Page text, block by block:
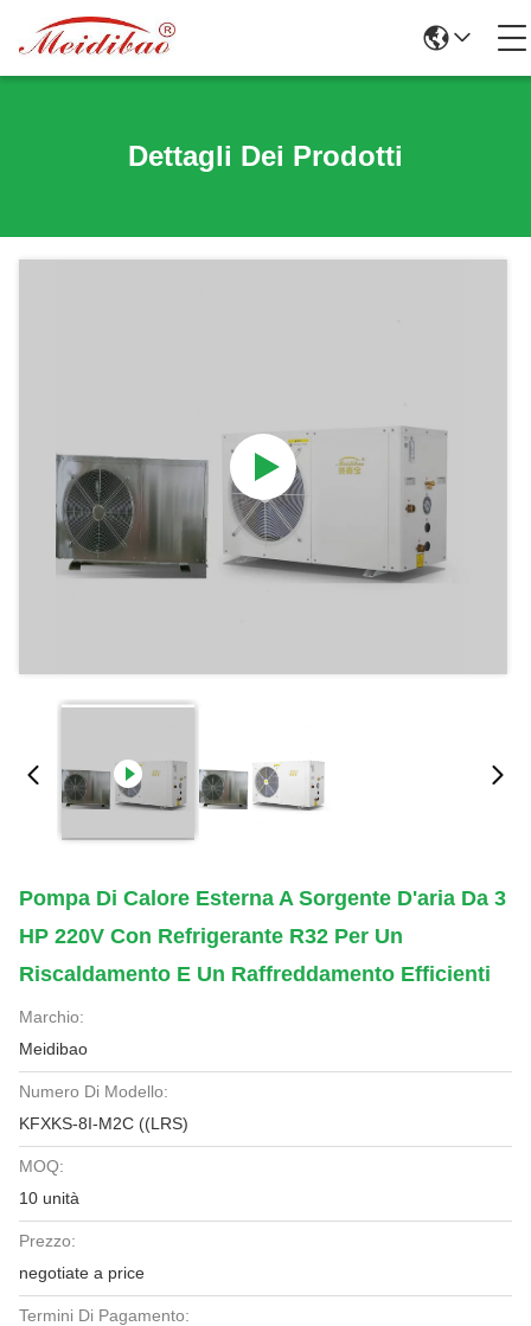
Dettagli Dei Prodotti
Pompa Di Calore Esterna A Sorgente D'aria Da 3
HP 220V Con Refrigerante R32 Per Un
Riscaldamento E Un Raffreddamento Efficienti
Marchio:
Meidibao
Numero Di Modello:
KFXKS-8I-M2C ((LRS)
MOQ:
10 unità
Prezzo:
negotiate a price
Termini Di Pagamento: